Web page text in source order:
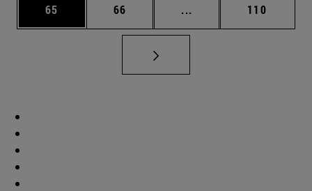
Página
65 Página
66 ... Páginas intermedias
Página
110